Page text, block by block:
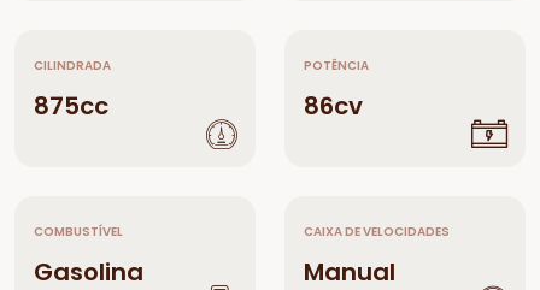
CILINDRADA
875cc
POTÊNCIA
86cv
COMBUSTÍVEL
Gasolina
CAIXA DE VELOCIDADES
Manual